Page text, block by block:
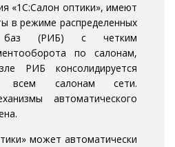
«1С:Салон оптики», имеют
в режиме распределенных
баз (РИБ) с четким
по салонам,
РИБ консолидируется
всем салонам сети.
автоматического
может автоматически